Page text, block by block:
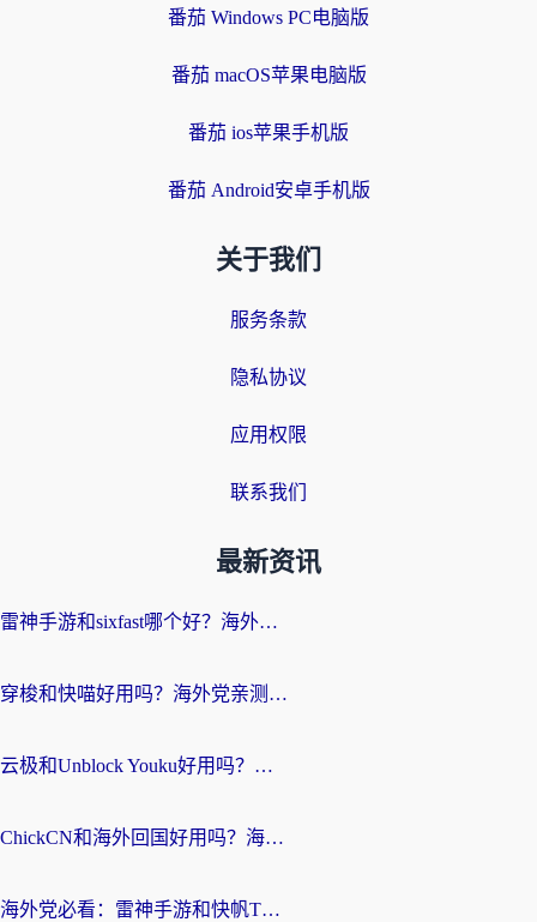
番茄 Windows PC电脑版
番茄 macOS苹果电脑版
番茄 ios苹果手机版
番茄 Android安卓手机版
关于我们
服务条款
隐私协议
应用权限
联系我们
最新资讯
雷神手游和sixfast哪个好？海外党亲测3款回国加速器，教你选对不踩坑
穿梭和快喵好用吗？海外党亲测：小众加速器对比+番茄加速器深度体验
云极和Unblock Youku好用吗？海外党亲测+2026回国加速器避坑指南
ChickCN和海外回国好用吗？海外党2026亲测：从手游到影音，选对加速器的3个关键
海外党必看：雷神手游和快帆TV版好用吗？3步选对回国加速器不踩坑